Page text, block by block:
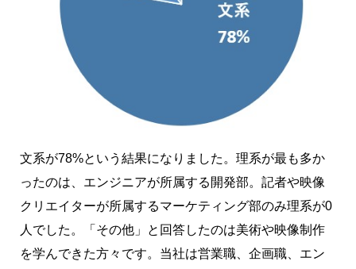
文系が78%という結果になりました。理系が最も多か
ったのは、エンジニアが所属する開発部。記者や映像
クリエイターが所属するマーケティング部のみ理系が0
人でした。「その他」と回答したのは美術や映像制作
を学んできた方々です。当社は営業職、企画職、エン